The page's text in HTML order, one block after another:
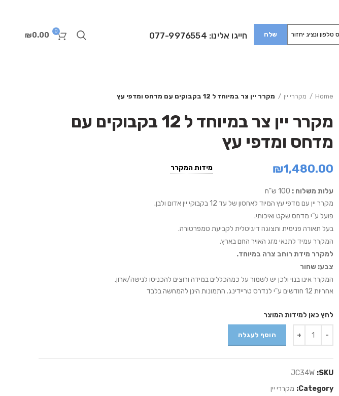
חייגו אלינו: 077-9976554 0
₪0.00
Home מקררי יין מקרר יין צר במיוחד ל 12 בקבוקים עם מדחס ומדפי עץ
מקרר יין צר במיוחד ל 12 בקבוקים עם
מדחס ומדפי עץ
מידות המקרר ₪1,480.00
עלות משלוח : 100 ש"ח
מקרר יין עם מדפי עץ המיוד לאחסון של עד 12 בקבוקי יין אדום ולבן.
פועל ע”י מדחס שקט ואיכותי.
בעל תאורה פנימית ותצוגה דיגיטלית לקביעת טמפרטורה.
המקרר עמיד לתנאי מזג האויר החם בארץ.
למקרר מידת רוחב צרה במיוחד.
צבע: שחור
המקרר אינו בנוי ולכן יש לשמור על כמהכללים במידה ורוצים להכניסו לנישה/ארון.
אחריות 12 חודשים ע"י לנדרס טריידינג. התמונות הינן להמחשה בלבד
לחץ כאן למידות המוצר
הוסף לעגלה
SKU:
JC34W
Category: מקררי יין